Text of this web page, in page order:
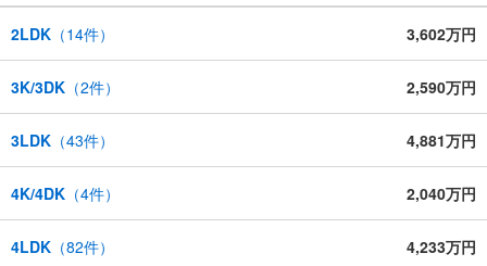
2LDK （14件） 3,602万円
3K/3DK （2件） 2,590万円
3LDK （43件） 4,881万円
4K/4DK （4件） 2,040万円
4LDK （82件） 4,233万円